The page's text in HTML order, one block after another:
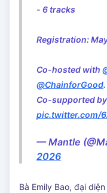
- 6 tracks
Registration:
Co-hosted with
@ChainforGood.
Co-supported by
pic.twitter.com/
— Mantle
2026
Bà Emily Bao, đại